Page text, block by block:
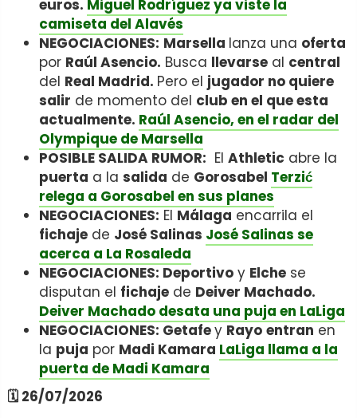
euros. Miguel Rodríguez ya viste la
camiseta del Alavés
NEGOCIACIONES: Marsella lanza una oferta
por Raúl Asencio. Busca llevarse al central
del Real Madrid. Pero el jugador no quiere
salir de momento del club en el que esta
actualmente. Raúl Asencio, en el radar del
Olympique de Marsella
POSIBLE SALIDA RUMOR: El Athletic abre la
puerta a la salida de Gorosabel Terzić
relega a Gorosabel en sus planes
NEGOCIACIONES: El Málaga encarrila el
fichaje de José Salinas José Salinas se
acerca a La Rosaleda
NEGOCIACIONES: Deportivo y Elche se
disputan el fichaje de Deiver Machado.
Deiver Machado desata una puja en LaLiga
NEGOCIACIONES: Getafey Rayo entran en
la puja por Madi Kamara LaLiga llama a la
puerta de Madi Kamara
🗓️ 26/07/2026